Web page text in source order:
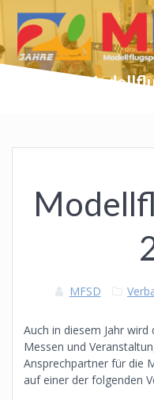
MFSD
Auch in diesem Jahr
Messen und
Ansprechpartner für die
auf einer der folgenden